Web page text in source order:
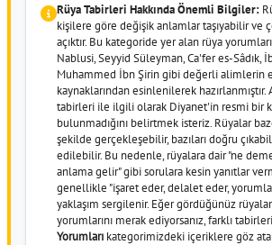
Rüya Tabirleri Hakkında Önemli Bilgiler:
kişilere göre değişik anlamlar taşıyabilir ve
açıktır. Bu kategoride yer alan rüya
Nablusi, Seyyid Süleyman, Ca'fer es-Sâdık,
Muhammed İbn Şirin gibi değerli alimlerin
kaynaklarından esinlenilerek hazırlanmıştır.
tabirleri ile ilgili olarak Diyanet'in resmi bir
bulunmadığını belirtmek isteriz. Rüyalar
şekilde gerçekleşebilir, bazıları doğru
edilebilir. Bu nedenle, rüyalara dair "ne
anlama gelir" gibi sorulara kesin yanıtlar
genellikle "işaret eder, delalet eder,
yaklaşım sergilenir. Eğer gördüğünüz
yorumlarını merak ediyorsanız, farklı
Yorumları kategorimizdeki içeriklere göz